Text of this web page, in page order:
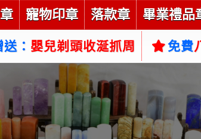
寵物印章 落款章 畢業禮品
送： 嬰兒剃頭收涎抓周 免費